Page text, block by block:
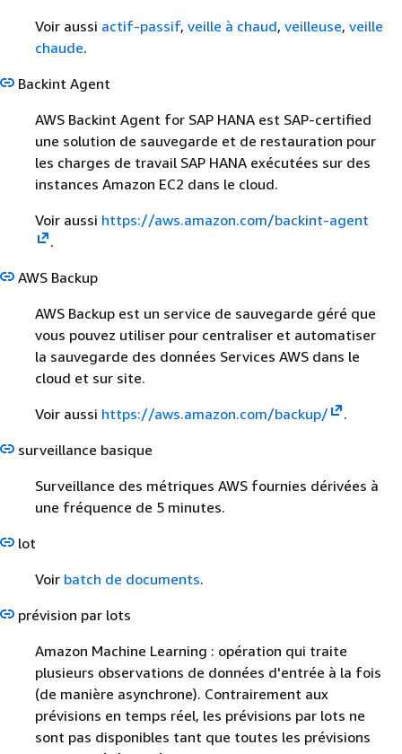
Voir aussi actif-passif, veille à chaud, veilleuse, veille
chaude.
Backint Agent
AWS Backint Agent for SAP HANA est SAP-certified
une solution de sauvegarde et de restauration pour
les charges de travail SAP HANA exécutées sur des
instances Amazon EC2 dans le cloud.
Voir aussi https://aws.amazon.com/backint-agent
.
AWS Backup
AWS Backup est un service de sauvegarde géré que
vous pouvez utiliser pour centraliser et automatiser
la sauvegarde des données Services AWS dans le
cloud et sur site.
Voir aussi https://aws.amazon.com/backup/
.
surveillance basique
Surveillance des métriques AWS fournies dérivées à
une fréquence de 5 minutes.
lot
Voir batch de documents.
prévision par lots
Amazon Machine Learning : opération qui traite
plusieurs observations de données d'entrée à la fois
(de manière asynchrone). Contrairement aux
prévisions en temps réel, les prévisions par lots ne
sont pas disponibles tant que toutes les prévisions